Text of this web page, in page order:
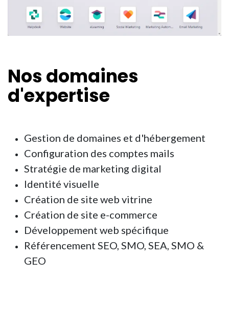
Nos domaines
d'expertise
Gestion de domaines et d'hébergement
Configuration des comptes mails
Stratégie de marketing digital
Identité visuelle
Création de site web vitrine
Création de site e-commerce
Développement web spécifique
Référencement SEO, SMO, SEA, SMO &
GEO